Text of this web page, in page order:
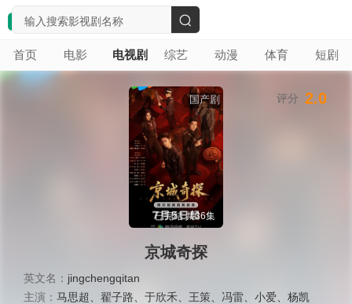
首页 电影 电视剧 综艺 动漫 体育 短剧
搜
索
国产剧
已完结 共36集
京城奇探
英文名： jingchengqitan
主演： 马思超 翟子路 于欣禾 王策 冯雷 小爱
杨凯
评分 2.0